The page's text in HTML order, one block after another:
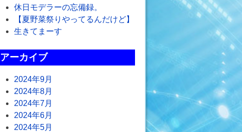
休日モデラーの忘備録。
【夏野菜祭りやってるんだけど】
生きてまーす
アーカイブ
2024年9月
2024年8月
2024年7月
2024年6月
2024年5月